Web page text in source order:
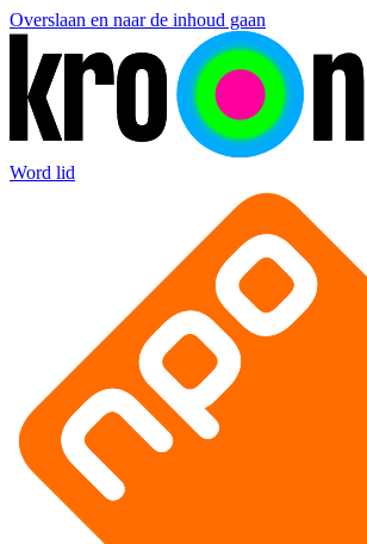
Overslaan en naar de inhoud gaan
Word lid